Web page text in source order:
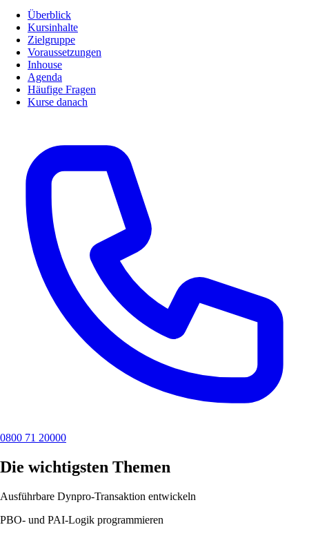
Überblick
Kursinhalte
Zielgruppe
Voraussetzungen
Inhouse
Agenda
Häufige Fragen
Kurse danach
0800 71 20000
Die wichtigsten Themen
Ausführbare Dynpro-Transaktion entwickeln
PBO- und PAI-Logik programmieren